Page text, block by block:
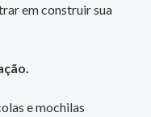
em construir sua
e mochilas